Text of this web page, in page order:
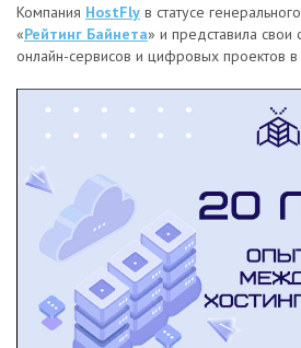
Компания HostFly в статусе
«Рейтинг Байнета» и представила свои
онлайн-сервисов и цифровых проектов в